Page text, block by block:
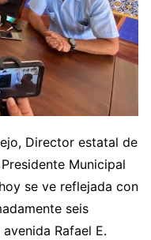
Director estatal de
Municipal
se ve reflejada con
seis
Rafael E.